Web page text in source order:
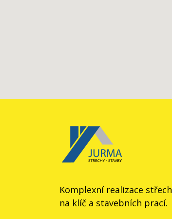
Komplexní realizace střech
na klíč a stavebních prací.